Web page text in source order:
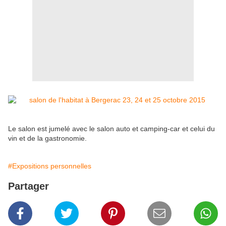
Le salon est jumelé avec le salon auto et camping-car et celui du
vin et de la gastronomie.
#Expositions personnelles
Partager